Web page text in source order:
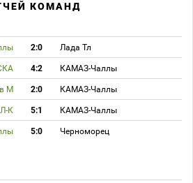
КОМАНД
2:0 Лада Тл
4:2 КАМАЗ-Чаллы
М 2:0 КАМАЗ-Чаллы
К 5:1 КАМАЗ-Чаллы
5:0 Черноморец